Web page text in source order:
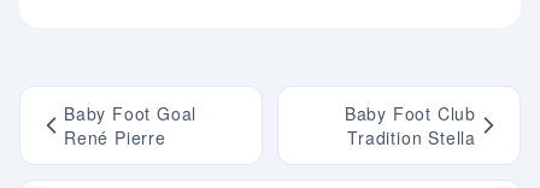
Baby Foot Goal
René Pierre
Baby Foot Club
Tradition Stella